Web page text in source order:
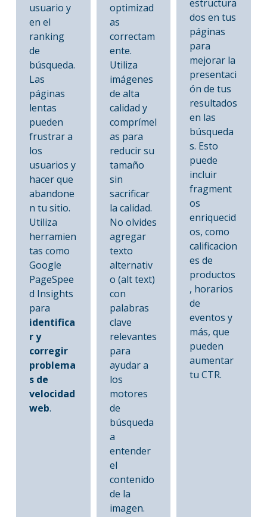
usuario y
en el
ranking
de
búsqueda.
Las
páginas
lentas
pueden
frustrar a
los
usuarios y
hacer que
abandone
n tu sitio.
Utiliza
herramien
tas como
Google
PageSpee
d Insights
para
identifica
r y
corregir
problema
s de
velocidad
web.
optimizad
as
correctam
ente.
Utiliza
imágenes
de alta
calidad y
comprímel
as para
reducir su
tamaño
sin
sacrificar
la calidad.
No olvides
agregar
texto
alternativ
o (alt text)
con
palabras
clave
relevantes
para
ayudar a
los
motores
de
búsqueda
a
entender
el
contenido
de la
imagen.
estructura
dos en tus
páginas
para
mejorar la
presentaci
ón de tus
resultados
en las
búsqueda
s. Esto
puede
incluir
fragment
os
enriquecid
os, como
calificacion
es de
productos
, horarios
de
eventos y
más, que
pueden
aumentar
tu CTR.